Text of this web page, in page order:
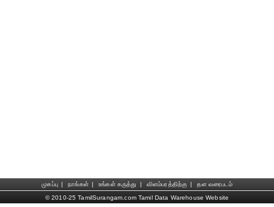
முகப்பு | நாங்கள் | உங்கள் கருத்து | விளம்பரத்திற்கு |
தள வரைபடம்
© 2010-25 TamilSurangam.com Tamil Data Warehouse Website